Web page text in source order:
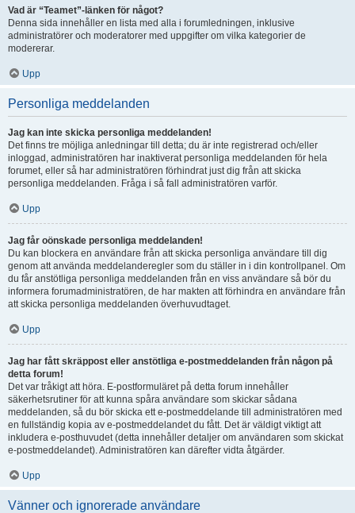
Vad är “Teamet”-länken för något?
Denna sida innehåller en lista med alla i forumledningen, inklusive
administratörer och moderatorer med uppgifter om vilka kategorier de
modererar.
Upp
Personliga meddelanden
Jag kan inte skicka personliga meddelanden!
Det finns tre möjliga anledningar till detta; du är inte registrerad och/eller
inloggad, administratören har inaktiverat personliga meddelanden för hela
forumet, eller så har administratören förhindrat just dig från att skicka
personliga meddelanden. Fråga i så fall administratören varför.
Upp
Jag får oönskade personliga meddelanden!
Du kan blockera en användare från att skicka personliga användare till dig
genom att använda meddelanderegler som du ställer in i din kontrollpanel. Om
du får anstötliga personliga meddelanden från en viss användare så bör du
informera forumadministratören, de har makten att förhindra en användare från
att skicka personliga meddelanden överhuvudtaget.
Upp
Jag har fått skräppost eller anstötliga e-postmeddelanden från någon på
detta forum!
Det var tråkigt att höra. E-postformuläret på detta forum innehåller
säkerhetsrutiner för att kunna spåra användare som skickar sådana
meddelanden, så du bör skicka ett e-postmeddelande till administratören med
en fullständig kopia av e-postmeddelandet du fått. Det är väldigt viktigt att
inkludera e-posthuvudet (detta innehåller detaljer om användaren som skickat
e-postmeddelandet). Administratören kan därefter vidta åtgärder.
Upp
Vänner och ignorerade användare